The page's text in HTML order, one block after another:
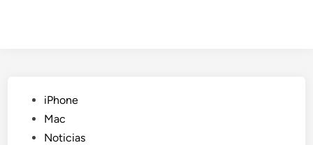
Publicado
en
iPhone
Mac
Noticias